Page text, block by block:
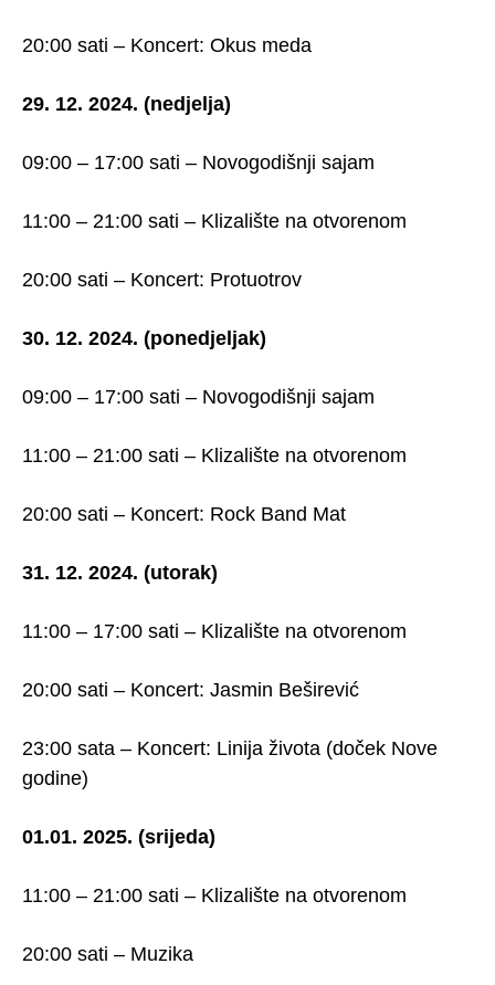
20:00 sati – Koncert: Okus meda
29. 12. 2024. (nedjelja)
09:00 – 17:00 sati – Novogodišnji sajam
11:00 – 21:00 sati – Klizalište na otvorenom
20:00 sati – Koncert: Protuotrov
30. 12. 2024. (ponedjeljak)
09:00 – 17:00 sati – Novogodišnji sajam
11:00 – 21:00 sati – Klizalište na otvorenom
20:00 sati – Koncert: Rock Band Mat
31. 12. 2024. (utorak)
11:00 – 17:00 sati – Klizalište na otvorenom
20:00 sati – Koncert: Jasmin Beširević
23:00 sata – Koncert: Linija života (doček Nove
godine)
01.01. 2025. (srijeda)
11:00 – 21:00 sati – Klizalište na otvorenom
20:00 sati – Muzika